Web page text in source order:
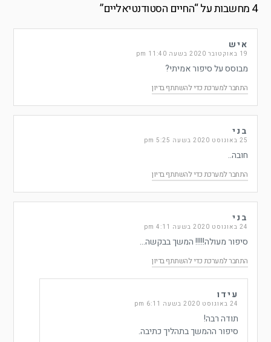
4 מחשבות על “ החיים הסטודנטיאליים”
איש
19 באוקטובר 2020 בשעה 11:40 pm
מבוסס על סיפור אמיתי?
התחבר למערכת כדי להשתתף בדיון
בני
25 באוגוסט 2020 בשעה 5:25 pm
חובה..
התחבר למערכת כדי להשתתף בדיון
בני
24 באוגוסט 2020 בשעה 4:11 pm
סיפור מעולה!!!!! המשך בבקשה…
התחבר למערכת כדי להשתתף בדיון
עידו
24 באוגוסט 2020 בשעה 6:11 pm
תודה רבה!
סיפור ההמשך בתהליך כתיבה.